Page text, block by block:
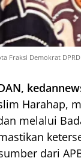
Fraksi Demokrat
Harahap,
melalui
dari